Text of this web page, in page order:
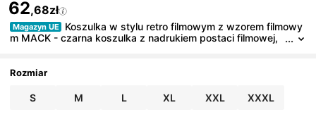
62,68zł
Magazyn UE
Koszulka w stylu retro filmowym z wzorem filmowy
m MACK - czarna koszulka z nadrukiem postaci filmowej,
r plus size.
Rozmiar
S M L XL XXL XXXL